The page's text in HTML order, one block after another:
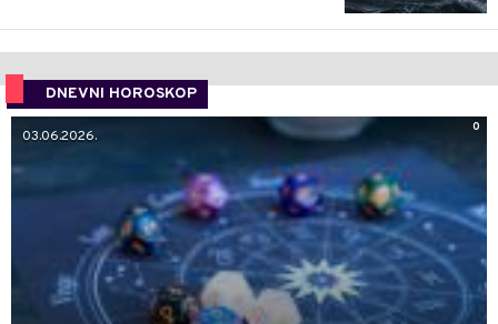
DNEVNI HOROSKOP
0
03.06.2026.